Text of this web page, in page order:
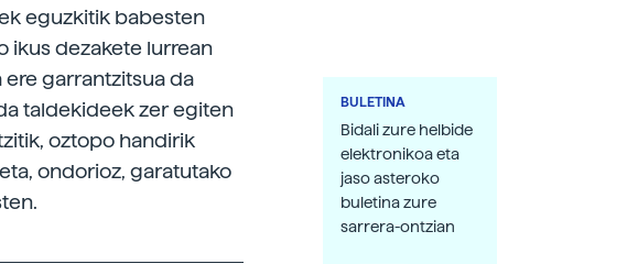
eguzkitik babesten
ikus dezakete lurrean
ere garrantzitsua da
taldekideek zer egiten
oztopo handirik
ondorioz, garatutako
BULETINA
Bidali zure helbide
elektronikoa eta
jaso asteroko
buletina zure
sarrera-ontzian